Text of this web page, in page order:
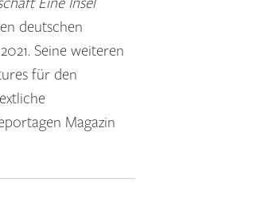
deutschen
Seine weiteren
für den
Magazin